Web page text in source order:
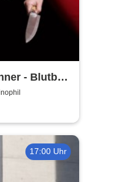
- Blutbad
17:00 Uhr